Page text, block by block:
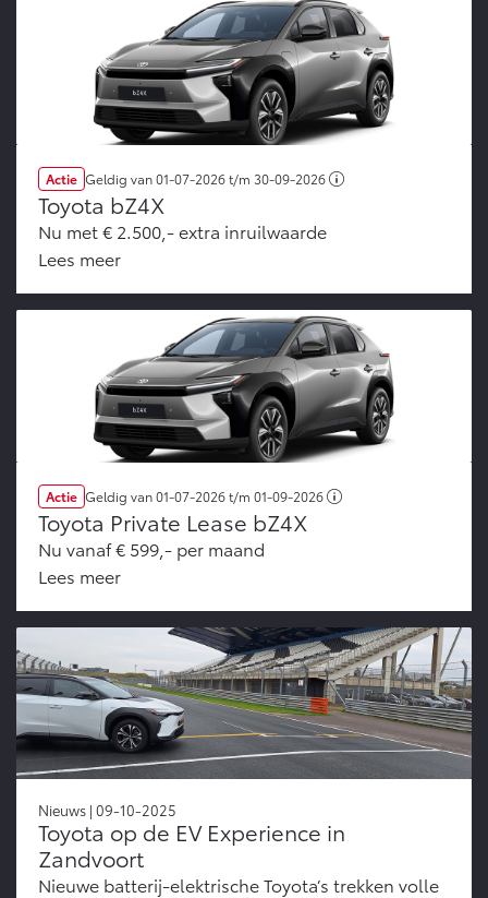
Actie Geldig van01-07-2026t/m 30-09-2026
Toyota bZ4X
Nu met € 2.500,- extra inruilwaarde
Lees meer
Actie Geldig van01-07-2026t/m 01-09-2026
Toyota Private Lease bZ4X
Nu vanaf € 599,- per maand
Lees meer
Nieuws | 09-10-2025
Toyota op de EV Experience in
Zandvoort
Nieuwe batterij-elektrische Toyota’s trekken volle